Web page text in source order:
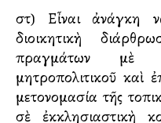
στ) Εἶναι ἀνάγκη
διοικητικὴ
πραγμάτων μὲ
μητροπολιτικοῦ καὶ
μετονομασία τῆς
σὲ ἐκκλησιαστικὴ